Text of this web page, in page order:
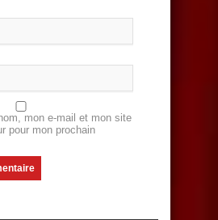
mon e-mail et mon site
pour mon prochain